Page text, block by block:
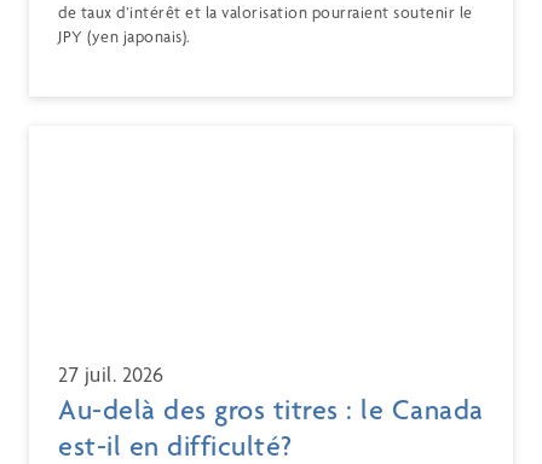
de taux d’intérêt et la valorisation pourraient soutenir le
JPY (yen japonais).
27 juil. 2026
Au-delà des gros titres : le Canada
est-il en difficulté?